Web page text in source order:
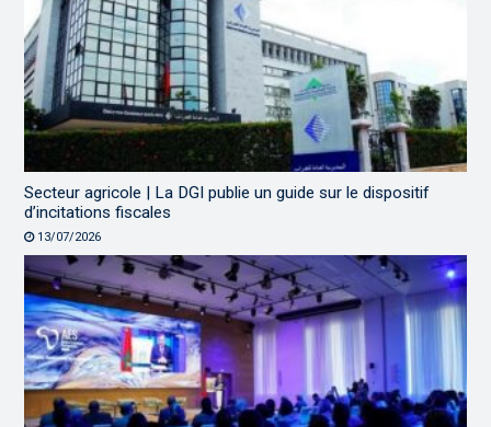
Secteur agricole | La DGI publie un guide sur le dispositif
d’incitations fiscales
13/07/2026